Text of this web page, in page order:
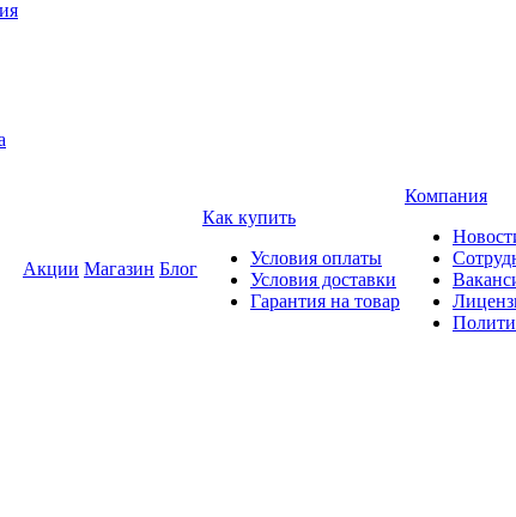
Акции Магазин Блог
Как купить
Условия оплаты
Условия доставки
Гарантия на товар
Компания